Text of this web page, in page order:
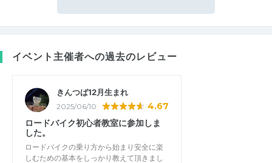
イベント主催者への過去のレビュー
きんつば12月生まれ
2025/06/10 4.67
ロードバイク初心者教室に参加しま
した。
ロードバイクの乗り方から始まり安全に楽
しむための基本をしっかり教えて頂きまし